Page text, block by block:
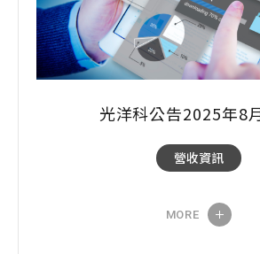
光洋科公告2025年8
營收資訊
MORE